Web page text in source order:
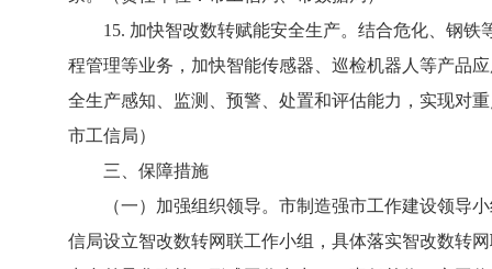
15. 加快智改数转赋能安全生产。结合危化、钢铁
程管理等业务，加快智能传感器、巡检机器人等产品
全生产感知、监测、预警、处置和评估能力，实现对
市工信局）
三、保障措施
（一）加强组织领导。市制造强市工作建设领导小
信局设立智改数转网联工作小组，具体落实智改数转